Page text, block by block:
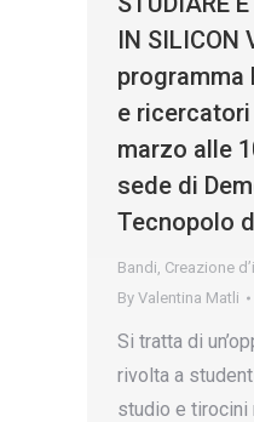
IN SILICON
programma
e
marzo alle
sede di
Tecnopolo
Bandi, Creazione
By Valentina Matli
Si tratta di
rivolta a
studio e tirocini